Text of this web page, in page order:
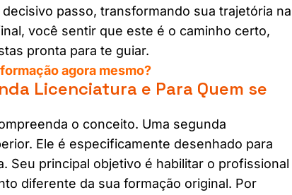
passo, transformando sua trajetória na
você sentir que este é o caminho certo,
pronta para te guiar.
agora mesmo?
Licenciatura e Para Quem se
o conceito. Uma segunda
Ele é especificamente desenhado para
Seu principal objetivo é habilitar o profissional
diferente da sua formação original. Por